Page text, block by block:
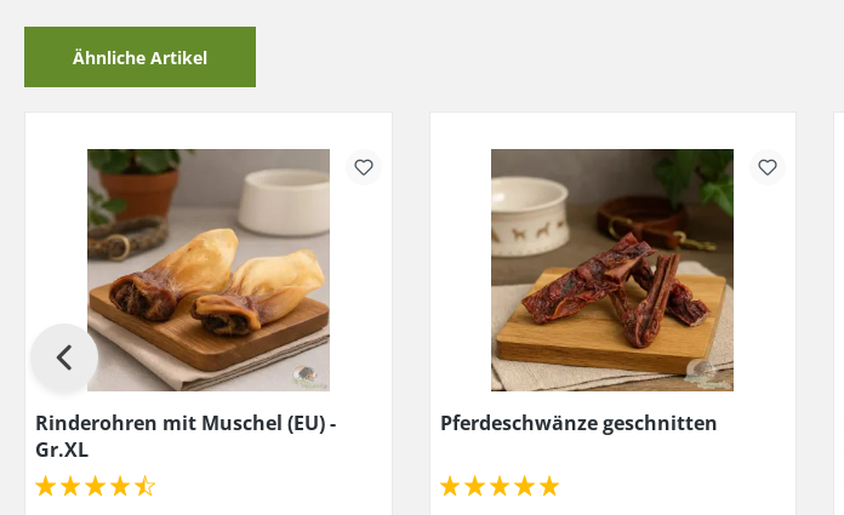
Ähnliche Artikel
Rinderohren mit Muschel (EU) -
Gr.XL
Pferdeschwänze geschnitten